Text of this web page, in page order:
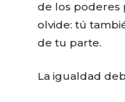
de los poderes
olvide: tú
de tu parte.
La igualdad